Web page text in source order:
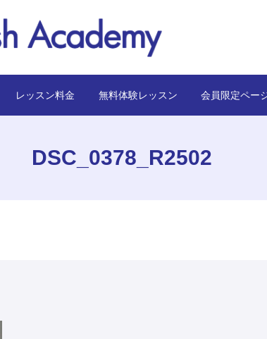
レッスン料金 無料体験レッスン 会員限定ペ
DSC_0378_R2502